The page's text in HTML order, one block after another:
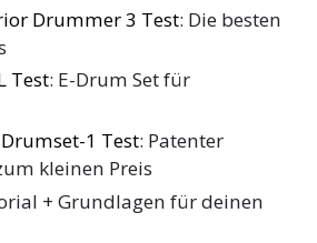
Drummer 3 Test: Die besten
Test: E-Drum Set für
Drumset-1 Test: Patenter
kleinen Preis
+ Grundlagen für deinen